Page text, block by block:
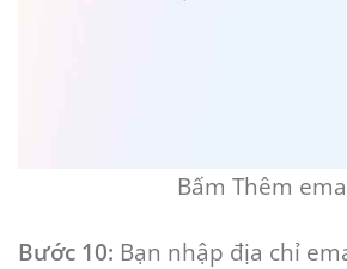
Bấm Thêm
Bước 10: Bạn nhập địa chỉ